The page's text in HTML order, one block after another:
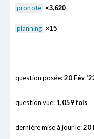
pronote ×3,620
planning ×15
question posée:20 Fév
question vue: 1,059 fois
dernière mise à jour le:20